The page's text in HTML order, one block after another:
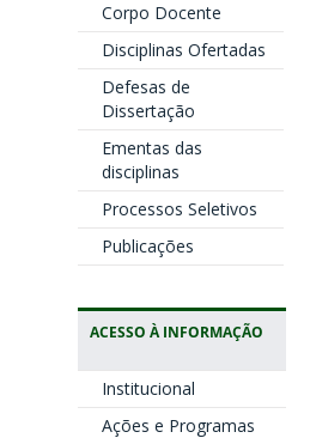
Corpo Docente
Disciplinas Ofertadas
Defesas de
Dissertação
Ementas das
disciplinas
Processos Seletivos
Publicações
ACESSO À INFORMAÇÃO
Institucional
Ações e Programas